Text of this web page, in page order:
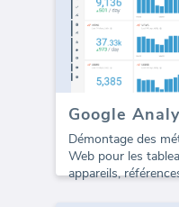
Démontage des
Web pour les
appareils,